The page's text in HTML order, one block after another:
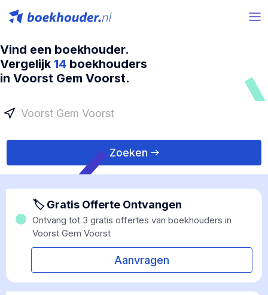
Vind een boekhouder.
Vergelijk 14 boekhouders
in Voorst Gem Voorst.
Zoeken
🏷 Gratis Offerte Ontvangen
Ontvang tot 3 gratis offertes van boekhouders in
Voorst Gem Voorst
Aanvragen